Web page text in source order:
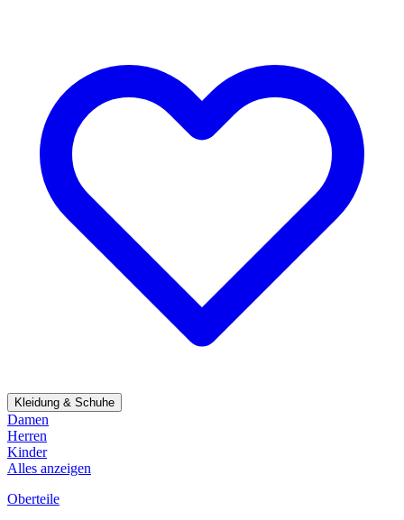
Kleidung & Schuhe
Damen
Herren
Kinder
Alles anzeigen
Oberteile